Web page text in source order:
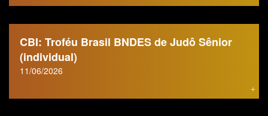
CBI: Troféu Brasil BNDES de Judô Sênior
(individual)
11/06/2026